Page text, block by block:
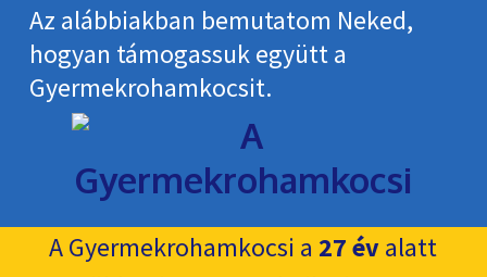
Az alábbiakban bemutatom Neked,
hogyan támogassuk együtt a
Gyermekroham­kocsit.
A Gyermekrohamkocsi a 27 évalatt